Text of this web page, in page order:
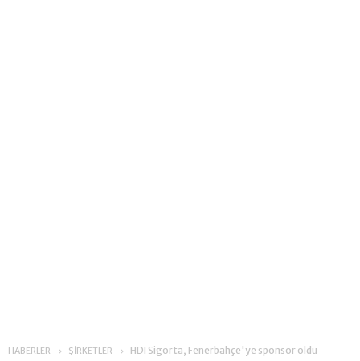
HABERLER ŞİRKETLER HDI Sigorta, Fenerbahçe'ye sponsor oldu